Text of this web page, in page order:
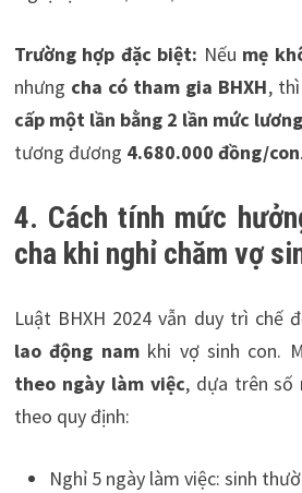
Trường hợp đặc biệt: Nếu mẹ
nhưng cha có tham gia BHXH,
cấp một lần bằng 2 lần mức
tương đương 4.680.000 đồng/con.
4. Cách tính mức
cha khi nghỉ chăm vợ
Luật BHXH 2024 vẫn duy trì chế
lao động namkhi vợ sinh con.
theo ngày làm việc, dựa trên số
theo quy định:
Nghỉ 5 ngày làm việc: sinh